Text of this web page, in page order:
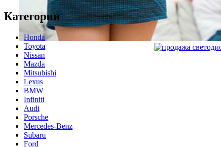
Категории
Honda
Toyota
Nissan
Mazda
Mitsubishi
Lexus
BMW
Infiniti
Audi
Porsche
Mercedes-Benz
Subaru
Ford